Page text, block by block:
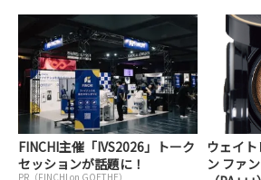
FINCHI主催「IVS2026」トーク
セッションが話題に！
PR（FINCHI on GOETHE）
ウェイ
ン ファ